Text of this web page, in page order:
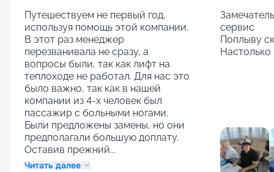
Путешествуем не первый год,
используя помощь этой компании.
В этот раз менеджер
перезванивала не сразу, а
вопросы были, так как лифт на
теплоходе не работал. Для нас это
было важно, так как в нашей
компании из 4-х человек был
пассажир с больными ногами.
Были предложены замены, но они
предполагали большую доплату.
Оставив прежний...
Читать далее
сервис
Поплыву